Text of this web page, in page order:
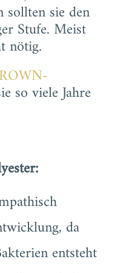
sie den
Stufe. Meist
nötig.
so viele Jahre
da
entsteht